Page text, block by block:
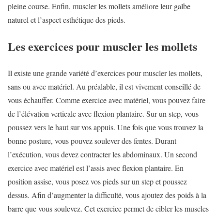
pleine course. Enfin, muscler les mollets améliore leur galbe
naturel et l’aspect esthétique des pieds.
Les exercices pour muscler les mollets
Il existe une grande variété d’exercices pour muscler les mollets,
sans ou avec matériel. Au préalable, il est vivement conseillé de
vous échauffer. Comme exercice avec matériel, vous pouvez faire
de l’élévation verticale avec flexion plantaire. Sur un step, vous
poussez vers le haut sur vos appuis. Une fois que vous trouvez la
bonne posture, vous pouvez soulever des fentes. Durant
l’exécution, vous devez contracter les abdominaux. Un second
exercice avec matériel est l’assis avec flexion plantaire. En
position assise, vous posez vos pieds sur un step et poussez
dessus. Afin d’augmenter la difficulté, vous ajoutez des poids à la
barre que vous soulevez. Cet exercice permet de cibler les muscles